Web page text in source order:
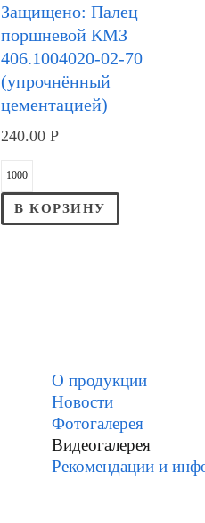
Защищено: Палец
поршневой КМЗ
406.1004020-02-70
(упрочнённый
цементацией)
240.00Р
В КОРЗИНУ
О продукции
Новости
Фотогалерея
Видеогалерея
Рекомендации и